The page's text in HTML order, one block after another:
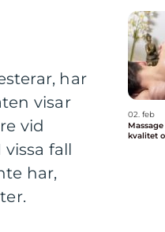
har
visar
vid
fall
har,
02. feb
Massage i
kvalitet